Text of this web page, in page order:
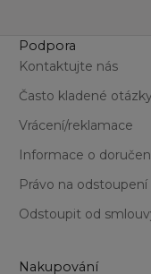
Podpora
Kontaktujte nás
Často kladené
Vrácení/reklamace
Informace o
Právo na odstoupení
Odstoupit od
Nakupování